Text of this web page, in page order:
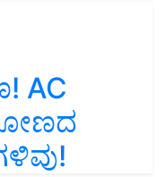
AC